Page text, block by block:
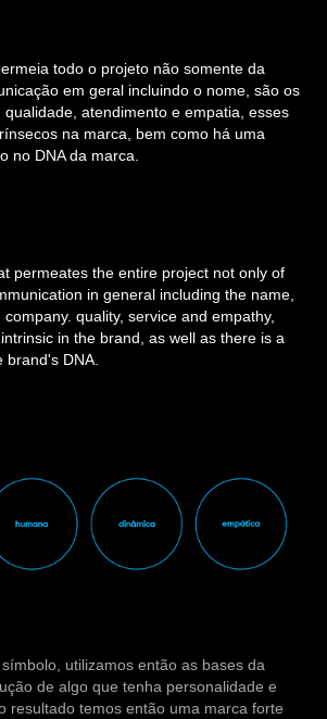
todo o projeto não somente da
em geral incluindo o nome, são os
qualidade, atendimento e empatia, esses
na marca, bem como há uma
no DNA da marca.
permeates the entire project not only of
in general including the name,
quality, service and empathy,
in the brand, as well as there is a
brand's DNA.
utilizamos então as bases da
de algo que tenha personalidade e
resultado temos então uma marca forte